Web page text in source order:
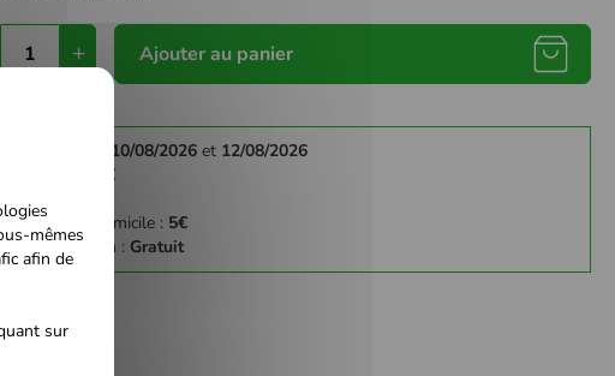
Ajouter au panier
10/08/2026 et 12/08/2026
3€
à domicile : 5€
en Magasin : Gratuit
mêmes
afin de
sur